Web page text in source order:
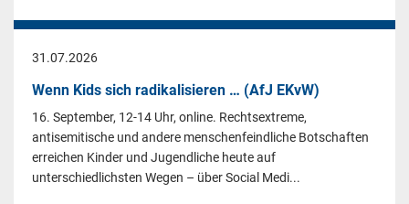
31.07.2026
Wenn Kids sich radikalisieren … (AfJ EKvW)
16. September, 12-14 Uhr, online. Rechtsextreme,
antisemitische und andere menschenfeindliche Botschaften
erreichen Kinder und Jugendliche heute auf
unterschiedlichsten Wegen – über Social Medi...